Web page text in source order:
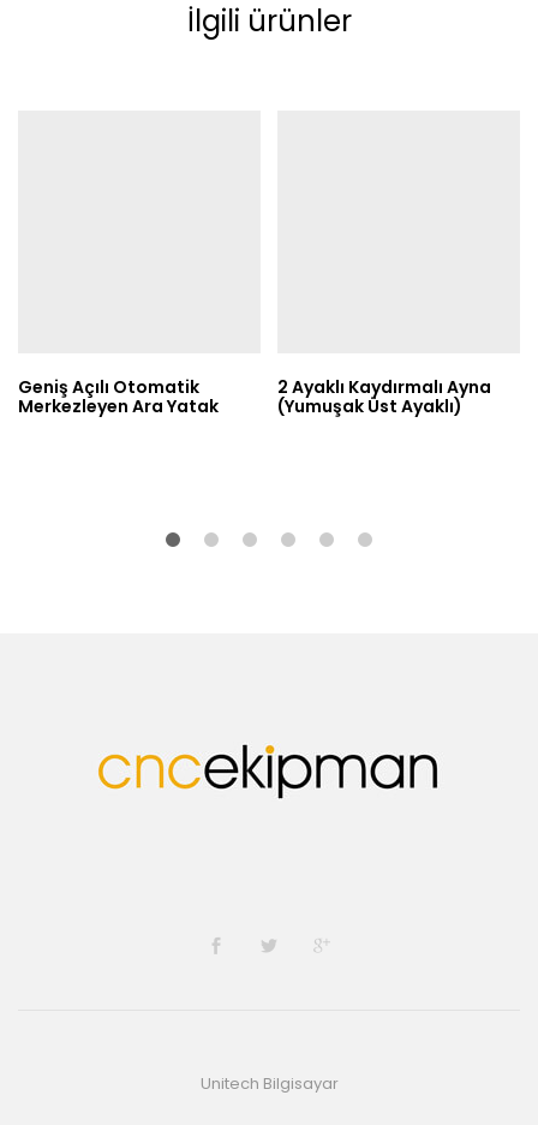
İlgili ürünler
Geniş Açılı Otomatik
Merkezleyen Ara Yatak
2 Ayaklı Kaydırmalı Ayna
(Yumuşak Üst Ayaklı)
Unitech Bilgisayar